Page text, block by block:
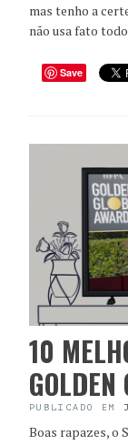
mas tenho a
não usa fato
Save
10
PUBLICADO EM
Boas rapazes, o